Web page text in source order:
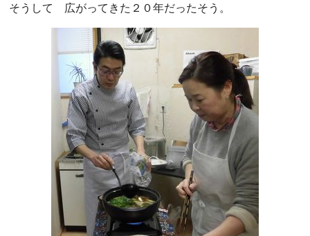
そうして 広がってきた２０年だったそう。